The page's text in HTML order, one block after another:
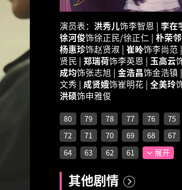
演员表： 洪秀儿饰李智恩 | 李在
徐河俊饰徐正民/徐正仁 | 朴荣邻
杨惠珍饰赵贤淑 | 崔昤饰李尚范 |
贤民 | 郑瑞荷饰李英恩 | 玉高云
成均饰张志旭 | 金浩昌饰金浩镇 |
文秀 | 成贤娥饰崔明花 | 全美玲
洪硕饰申雅俊
80 79 78 77 76 75
72
71 70 69 68 67
64
63 62 61 展开
其他剧情